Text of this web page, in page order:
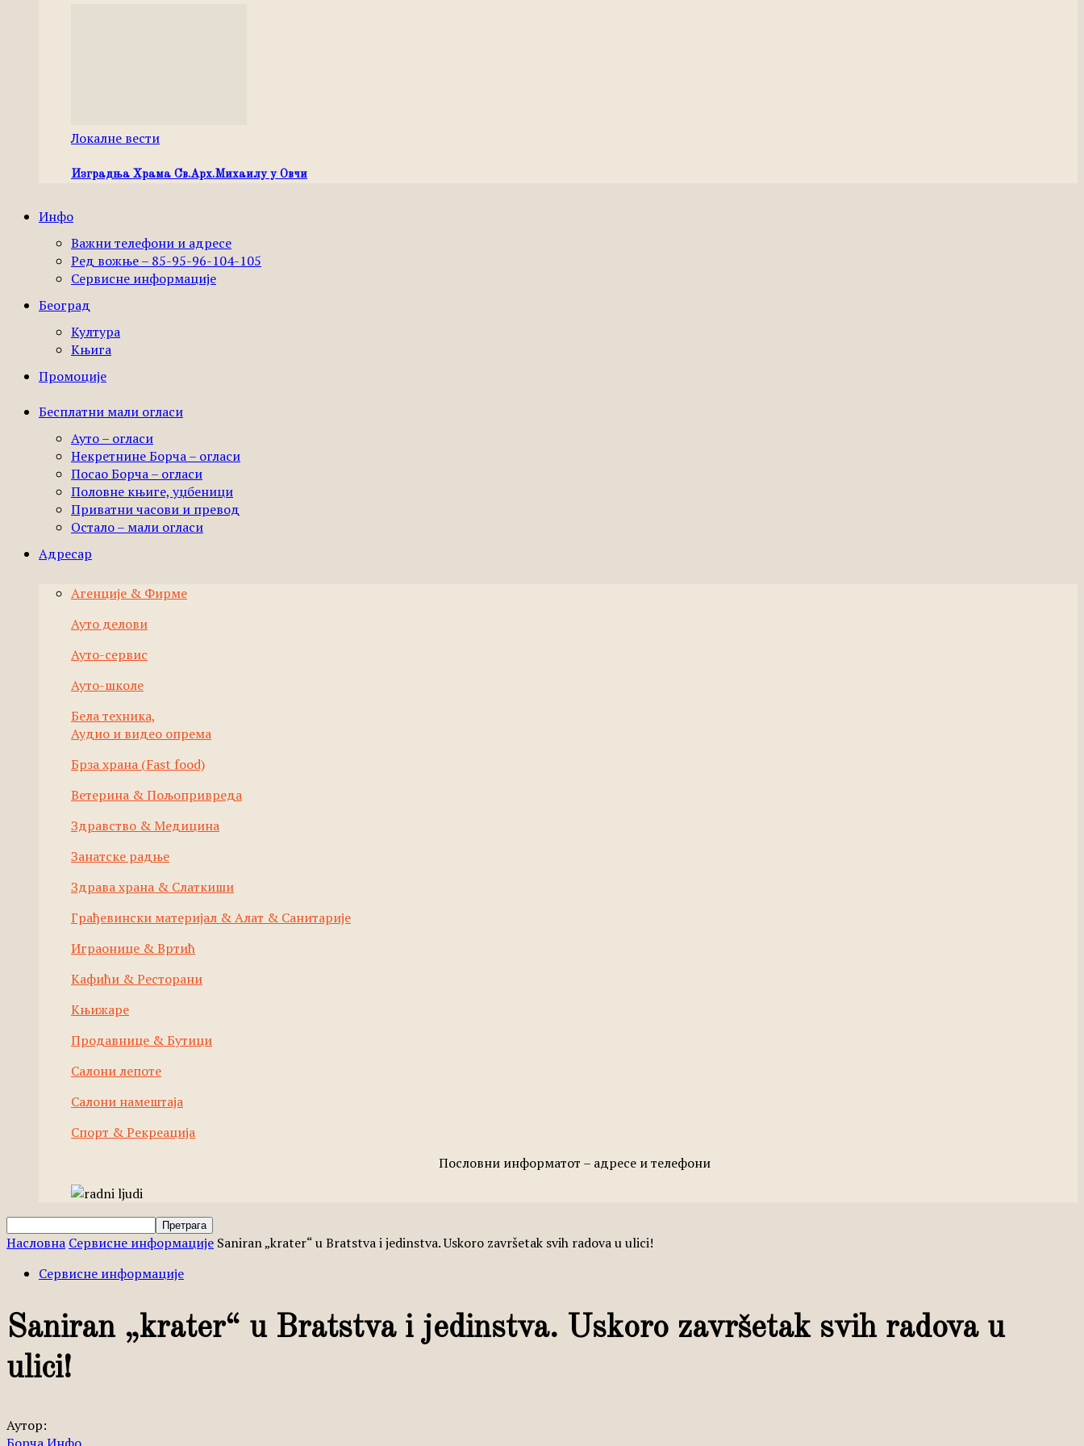
Локалне вести
Изградња Храма Св.Арх.Михаилу у Овчи
Инфо
Важни телефони и адресе
Ред вожње – 85-95-96-104-105
Сервисне информације
Београд
Култура
Књига
Промоције
Бесплатни мали огласи
Ауто – огласи
Некретнине Борча – огласи
Посао Борча – огласи
Половне књиге, уџбеници
Приватни часови и превод
Остало – мали огласи
Адресар
Агенције & Фирме
Ауто делови
Ауто-сервис
Ауто-школе
Бела техника,
Аудио и видео опрема
Брза храна (Fast food)
Ветерина & Пољопривреда
Здравство & Медицина
Занатске радње
Здрава храна & Слаткиши
Грађевински материјал & Алат & Санитарије
Играонице & Вртић
Кафићи & Ресторани
Књижаре
Продавнице & Бутици
Салони лепоте
Салони намештаја
Спорт & Рекреација
Пословни информатот – адресе и телефони
Насловна Сервисне информације Saniran „krater“ u Bratstva i jedinstva. Uskoro završetak svih radova u ulici!
Сервисне информације
Saniran „krater“ u Bratstva i jedinstva. Uskoro završetak svih radova u
ulici!
Аутор: